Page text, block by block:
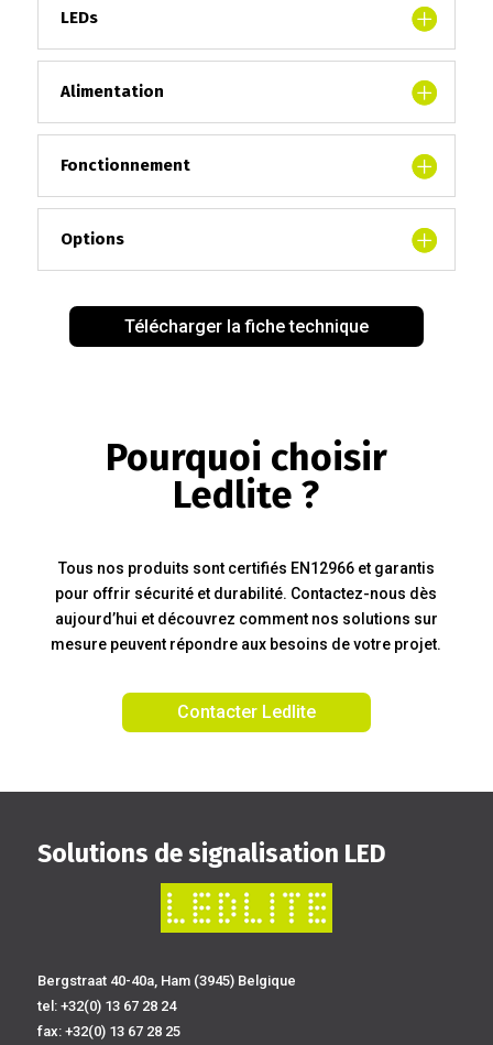
LEDs
Alimentation
Fonctionnement
Options
Télécharger la fiche technique
Pourquoi choisir
Ledlite ?
Tous nos produits sont certifiés EN12966 et garantis
pour offrir sécurité et durabilité. Contactez-nous dès
aujourd’hui et découvrez comment nos solutions sur
mesure peuvent répondre aux besoins de votre projet.
Contacter Ledlite
Solutions de signalisation LED
Bergstraat 40-40a, Ham (3945) Belgique
tel: +32(0) 13 67 28 24
fax: +32(0) 13 67 28 25